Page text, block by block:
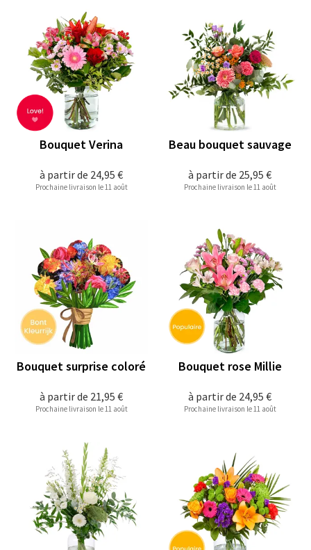
à partir de 24,95 €
Bouquet Verina
Prochaine livraison le 11 août
à partir de 25,95 €
Beau bouquet sauvage
Prochaine livraison le 11 août
à partir de 21,95 €
Bouquet surprise coloré
Prochaine livraison le 11 août
à partir de 24,95 €
Bouquet rose Millie
Prochaine livraison le 11 août